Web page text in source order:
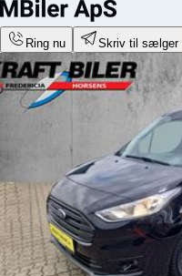
Ring nu Skriv til sælger